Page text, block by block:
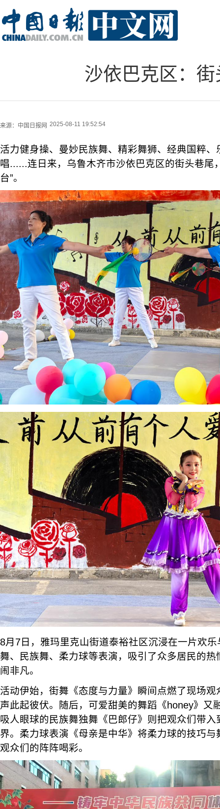
沙依巴克区：
来源： 中国日报网 2025-08-11 19:52:54
活力健身操、曼妙民族舞、精彩舞狮、经典国粹、
唱......连日来，乌鲁木齐市沙依巴克区的街头巷尾
台”。
8月7日，雅玛里克山街道泰裕社区沉浸在一片欢
舞、民族舞、柔力球等表演，吸引了众多居民的
闹非凡。
活动伊始，街舞《态度与力量》瞬间点燃了现场
声此起彼伏。随后，可爱甜美的舞蹈《honey》又
吸人眼球的民族舞独舞《巴郎仔》则把观众们带
界。柔力球表演《母亲是中华》将柔力球的技巧
观众们的阵阵喝彩。